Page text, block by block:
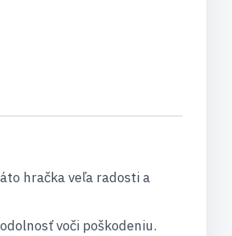
hračka veľa radosti a
voči poškodeniu.